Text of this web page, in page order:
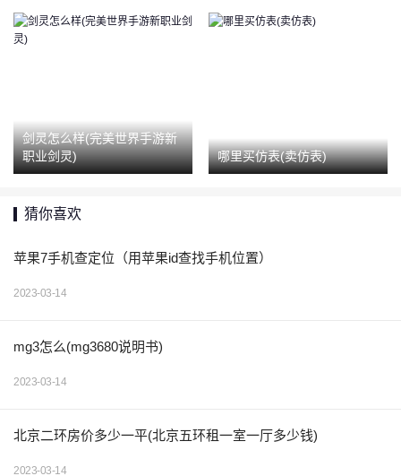
剑灵怎么样(完美世界手游新
职业剑灵)
哪里买仿表(卖仿表)
猜你喜欢
苹果7手机查定位（用苹果id查找手机位置）
2023-03-14
mg3怎么(mg3680说明书)
2023-03-14
北京二环房价多少一平(北京五环租一室一厅多少钱)
2023-03-14